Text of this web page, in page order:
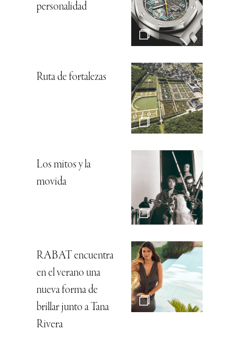
personalidad
Ruta de fortalezas
Los mitos y la
movida
RABAT encuentra
en el verano una
nueva forma de
brillar junto a Tana
Rivera